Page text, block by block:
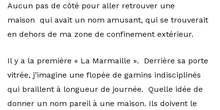
Aucun pas de côté pour aller retrouver une
maison qui avait un nom amusant, qui se trouverait
en dehors de ma zone de confinement extérieur.
Il y a la première « La Marmaille ». Derrière sa porte
vitrée, j’imagine une flopée de gamins indisciplinés
qui braillent à longueur de journée. Quelle idée de
donner un nom pareil à une maison. Ils doivent le